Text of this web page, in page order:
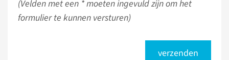
(Velden met een * moeten ingevuld zijn om het
formulier te kunnen versturen)
verzenden